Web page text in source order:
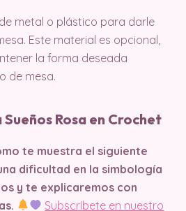
metal o plástico para darle
Este material es opcional,
la forma deseada
de mesa.
Rosa en Crochet
te muestra el siguiente
dificultad en la simbología
y te explicaremos con
Subscríbete en nuestro